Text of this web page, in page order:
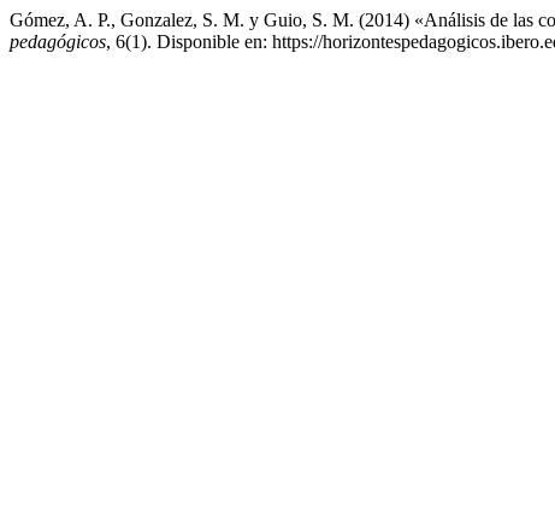
Gómez, A. P., Gonzalez, S. M. y Guio, S. M. (2014) «Análisis de las
pedagógicos, 6(1). Disponible en: https://